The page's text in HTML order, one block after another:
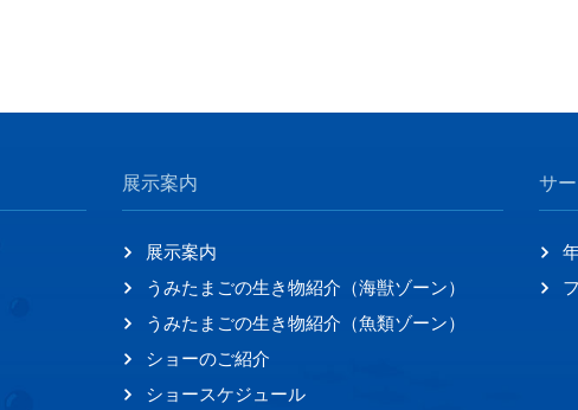
展示案内
展示案内
うみたまごの生き物紹介（海獣ゾーン）
うみたまごの生き物紹介（魚類ゾーン）
ショーのご紹介
ショースケジュール
サ